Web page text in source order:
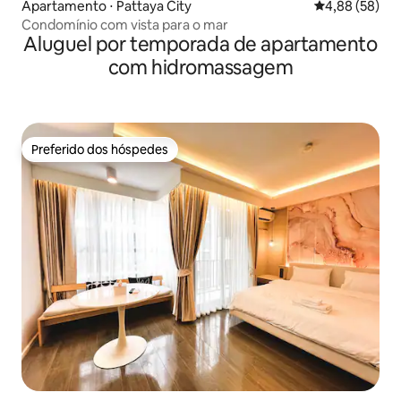
Apartamento ⋅ Pattaya City 4,88 de uma
4,88 (58)
Condomínio com vista para o mar
Aluguel por temporada de apartamento
com hidromassagem
Preferido dos hóspedes
Preferido dos hóspedes